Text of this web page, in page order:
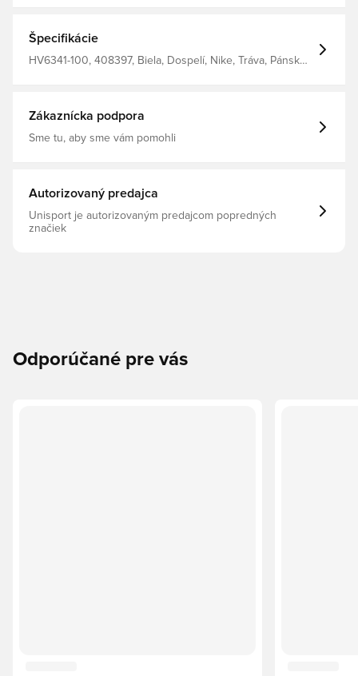
Špecifikácie
HV6341-100, 408397, Biela, Dospelí, Nike, Tráva, Pánske,
Zákaznícka podpora
Sme tu, aby sme vám pomohli
Autorizovaný predajca
Unisport je autorizovaným predajcom popredných
značiek
Odporúčané pre vás